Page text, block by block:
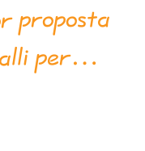
proposta
per…